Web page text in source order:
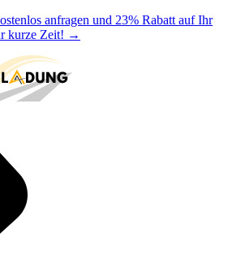
anfragen und 23% Rabatt auf Ihr
kurze Zeit! →